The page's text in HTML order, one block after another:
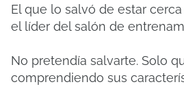
El que lo salvó de estar
el líder del salón de
No pretendía salvarte. Solo
comprendiendo sus